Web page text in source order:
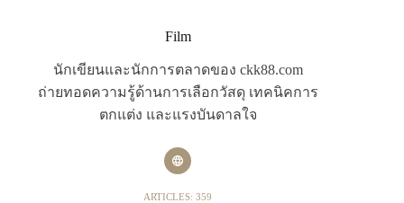
Film
นักเขียนและนักการตลาดของ ckk88.com
ถ่ายทอดความรู้ด้านการเลือกวัสดุ เทคนิคการ
ตกแต่ง และแรงบันดาลใจ
ARTICLES: 359